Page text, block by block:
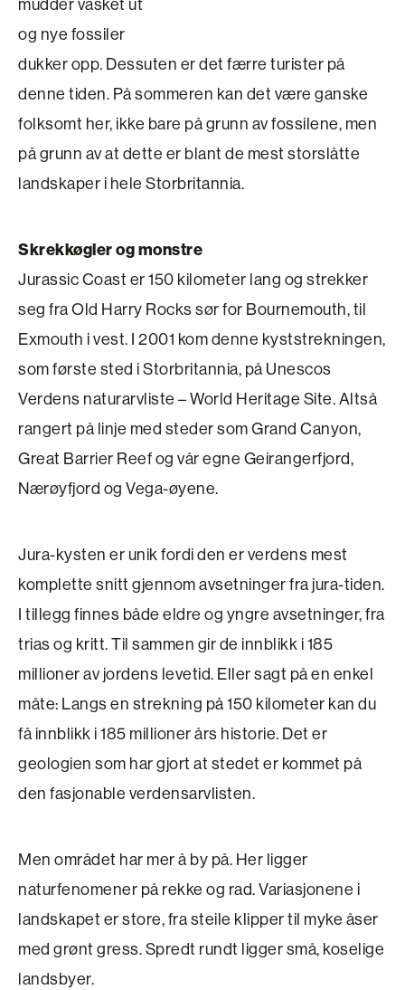
og nye fossiler
dukker opp. Dessuten er det færre turister på
denne tiden. På sommeren kan det være ganske
folksomt her, ikke bare på grunn av fossilene, men
på grunn av at dette er blant de mest storslåtte
landskaper i hele Storbritannia.
Skrekkøgler og monstre
Jurassic Coast er 150 kilometer lang og strekker
seg fra Old Harry Rocks sør for Bournemouth, til
Exmouth i vest. I 2001 kom denne kyststrekningen,
som første sted i Storbritannia, på Unescos
Verdens naturarvliste – World Heritage Site. Altså
rangert på linje med steder som Grand Canyon,
Great Barrier Reef og vår egne Geirangerfjord,
Nærøyfjord og Vega-øyene.
Jura-kysten er unik fordi den er verdens mest
komplette snitt gjennom avsetninger fra jura-­tiden.
I tillegg finnes både eldre og yngre avsetninger, fra
trias og kritt. Til sammen gir de innblikk i 185
millioner av jordens levetid. Eller sagt på en enkel
måte: Langs en strekning på 150 kilometer kan du
få innblikk i 185 millioner års historie. Det er
geologien som har gjort at stedet er kommet på
den fasjonable verdensarvlisten.
Men området har mer å by på. Her ligger
naturfenomener på rekke og rad. Variasjonene i
landskapet er store, fra steile klipper til myke åser
med grønt gress. Spredt rundt ligger små, koselige
landsbyer.